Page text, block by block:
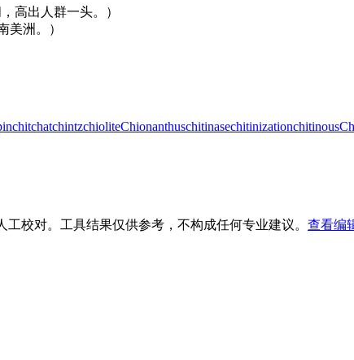
高出人群一头。）
美洲。）
chitchatchintzchioliteChionanthuschitinasechitinizationchitinous
校对。工具结果仅供参考，不构成任何专业建议。 查看编